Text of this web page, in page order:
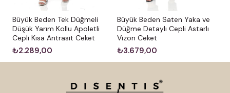
Büyük Beden Tek Düğmeli
Düşük Yarım Kollu Apoletli
Cepli Kısa Antrasit Ceket
₺2.289,00
Büyük Beden Saten Yaka ve
Düğme Detaylı Cepli Astarlı
Vizon Ceket
₺3.679,00